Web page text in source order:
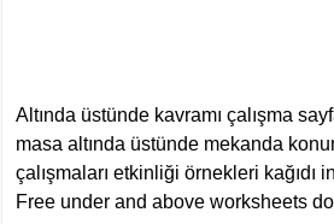
Altında üstünde kavramı çalışma
masa altında üstünde mekanda
çalışmaları etkinliği örnekleri kağıdı
Free under and above worksheets